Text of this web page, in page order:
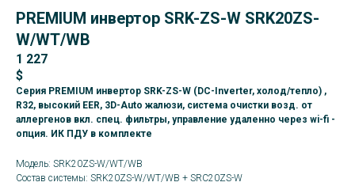
PREMIUM инвертор SRK-ZS-W SRK20ZS-
W/WT/WB
1 227
$
Серия PREMIUM инвертор SRK-ZS-W (DC-Inverter, холод/тепло) ,
R32, высокий EER, 3D-Auto жалюзи, система очистки возд. от
аллергенов вкл. спец. фильтры, управление удаленно через wi-fi -
опция. ИК ПДУ в комплекте
Модель: SRK20ZS-W/WT/WB
Состав системы: SRK20ZS-W/WT/WB + SRC20ZS-W